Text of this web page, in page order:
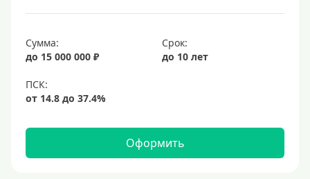
Сумма:
до 15 000 000 ₽
Срок:
до 10 лет
Оформить